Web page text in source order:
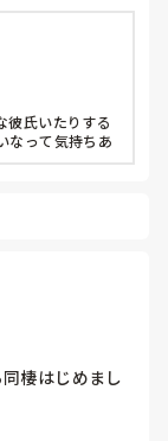
ら婚活を始めま
んでもいま
すが、元々恋
うのもデート
でしまいま
後の人生、ど
時運命の人に
彼氏いたりする
なって気持ちあ
にLINEで連絡
出会いがあるか
考えてます。
さんの助けに
棲はじめまし